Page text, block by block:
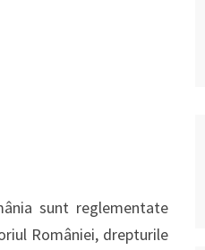
sunt reglementate
României, drepturile